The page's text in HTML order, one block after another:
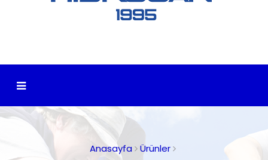
Anasayfa Ürünler